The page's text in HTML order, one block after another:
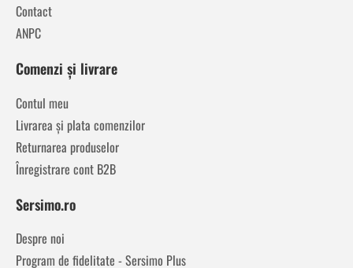
Contact
ANPC
Comenzi și livrare
Contul meu
Livrarea și plata comenzilor
Returnarea produselor
Înregistrare cont B2B
Sersimo.ro
Despre noi
Program de fidelitate - Sersimo Plus